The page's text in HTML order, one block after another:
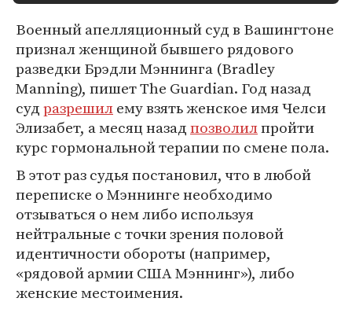
Военный апелляционный суд в Вашингтоне
признал женщиной бывшего рядового
разведки Брэдли Мэннинга (Bradley
Manning), пишет The Guardian. Год назад
судразрешилему взять женское имя Челси
Элизабет, а месяц назадпозволилпройти
курс гормональной терапии по смене пола.
В этот раз судья постановил, что в любой
переписке о Мэннинге необходимо
отзываться о нем либо используя
нейтральные с точки зрения половой
идентичности обороты (например,
«рядовой армии США Мэннинг»), либо
женские местоимения.